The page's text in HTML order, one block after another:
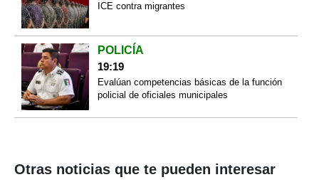
ICE contra migrantes
POLICÍA
19:19
Evalúan competencias básicas de la función
policial de oficiales municipales
Otras noticias que te pueden interesar